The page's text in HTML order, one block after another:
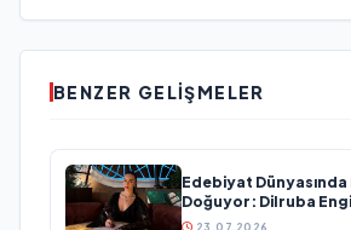
BENZER GELIŞMELER
Edebiyat Dünyasında
Doğuyor: Dilruba
Evreni ‘AVENOİR’
23.07.2026